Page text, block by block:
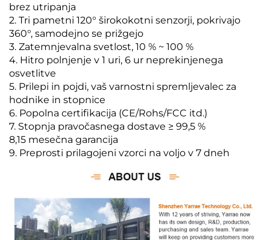
brez utripanja
2. Tri pametni 120° širokokotni senzorji, pokrivajo
360°, samodejno se prižgejo
3. Zatemnjevalna svetlost, 10 % ~ 100 %
4. Hitro polnjenje v 1 uri, 6 ur neprekinjenega
osvetlitve
5. Prilepi in pojdi, vaš varnostni spremljevalec za
hodnike in stopnice
6. Popolna certifikacija (CE/Rohs/FCC itd.)
7. Stopnja pravočasnega dostave ≥ 99,5 %
8,15 mesečna garancija
9. Preprosti prilagojeni vzorci na voljo v 7 dneh